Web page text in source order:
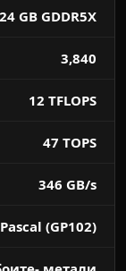
24 GB GDDR5X
3,840
12 TFLOPS
47 TOPS
346 GB/s
Pascal (GP102)